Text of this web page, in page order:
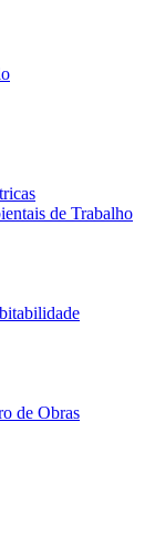
de Trabalho
de Obras